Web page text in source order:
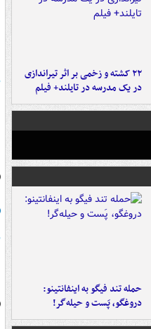
۲۲ کشته و زخمی بر اثر تیراندازی
در یک مدرسه در تایلند+ فیلم
حمله تند فیگو به اینفانتینو:
دروغگو، پَست‌ و حیله‌گر!